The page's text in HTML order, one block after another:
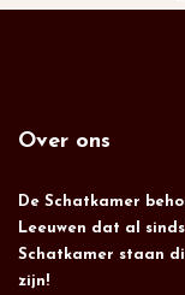
Over ons
De Schatkamer
Leeuwen dat al
Schatkamer staan
zijn!